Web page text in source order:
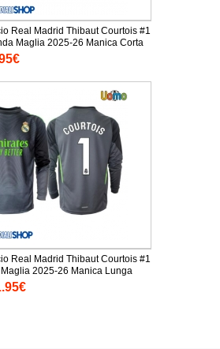
Real Madrid Thibaut Courtois #1
Maglia 2025-26 Manica Corta
Real Madrid Thibaut Courtois #1
Maglia 2025-26 Manica Lunga